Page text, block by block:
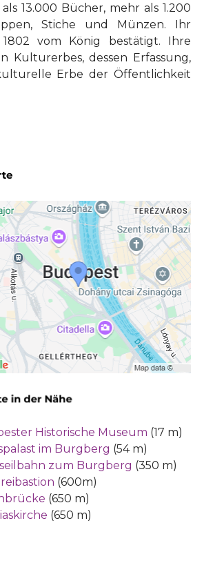
13.000 Bücher, mehr als 1.200
Stiche und Münzen. Ihr
vom König bestätigt. Ihre
Kulturerbes, dessen Erfassung,
Erbe der Öffentlichkeit
Historische Museum (17 m)
im Burgberg (54 m)
zum Burgberg (350 m)
(600m)
(650 m)
(650 m)